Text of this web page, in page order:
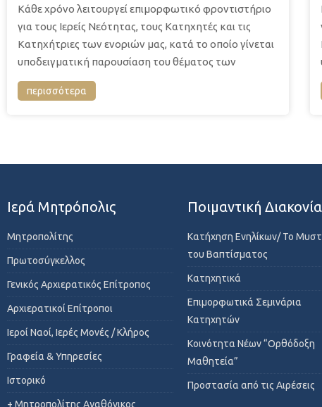
Κάθε χρόνο λειτουργεί επιμορφωτικό φροντιστήριο
για τους Ιερείς Νεότητας, τους Κατηχητές και τις
Κατηχήτριες των ενοριών μας, κατά το οποίο γίνεται
υποδειγματική παρουσίαση του θέματος των
περισσότερα
Ιερά Μητρόπολις
Μητροπολίτης
Πρωτοσύγκελλος
Γενικός Αρχιερατικός Επίτροπος
Αρχιερατικοί Επίτροποι
Ιεροί Ναοί, Ιερές Μονές / Κλήρος
Γραφεία & Υπηρεσίες
Ιστορικό
+ Μητροπολίτης Αγαθόνικος
Ποιμαντική Διακονία
Κατήχηση Ενηλίκων/ Το
του Βαπτίσματος
Κατηχητικά
Επιμορφωτικά Σεμινάρια
Κατηχητών
Κοινότητα Νέων “Ορθόδοξη
Μαθητεία”
Προστασία από τις Αιρέσεις